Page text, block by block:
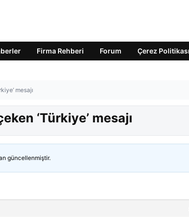
Firma Rehberi Forum Çerez Politikası
mesajı
‘Türkiye’ mesajı
güncellenmiştir.